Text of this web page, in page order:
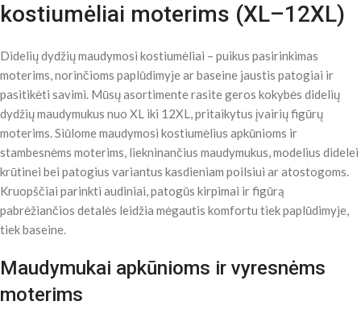
kostiumėliai moterims (XL–12XL)
Didelių dydžių maudymosi kostiumėliai – puikus pasirinkimas
moterims, norinčioms paplūdimyje ar baseine jaustis patogiai ir
pasitikėti savimi. Mūsų asortimente rasite geros kokybės didelių
dydžių maudymukus nuo XL iki 12XL, pritaikytus įvairių figūrų
moterims. Siūlome maudymosi kostiumėlius apkūnioms ir
stambesnėms moterims, liekninančius maudymukus, modelius didelei
krūtinei bei patogius variantus kasdieniam poilsiui ar atostogoms.
Kruopščiai parinkti audiniai, patogūs kirpimai ir figūrą
pabrėžiančios detalės leidžia mėgautis komfortu tiek paplūdimyje,
tiek baseine.
Maudymukai apkūnioms ir vyresnėms
moterims